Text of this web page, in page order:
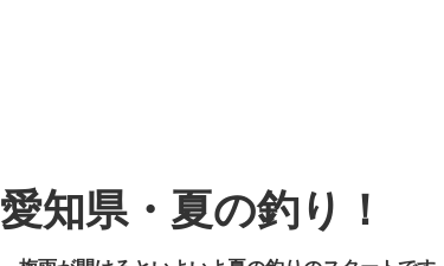
愛知県・夏の釣り！